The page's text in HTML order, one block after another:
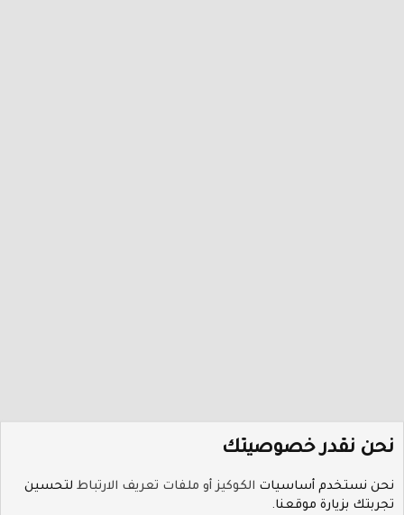
نحن نقدر خصوصيتك
نحن نستخدم أساسيات الكوكيز أو ملفات تعريف الارتباط لتحسين
تجربتك بزيارة موقعنا.